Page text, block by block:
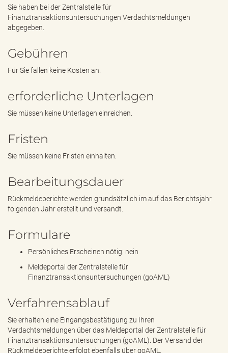
Sie haben bei der Zentralstelle für
Finanztransaktionsuntersuchungen Verdachtsmeldungen
abgegeben.
Gebühren
Für Sie fallen keine Kosten an.
erforderliche Unterlagen
Sie müssen keine Unterlagen einreichen.
Fristen
Sie müssen keine Fristen einhalten.
Bearbeitungsdauer
Rückmeldeberichte werden grundsätzlich im auf das Berichtsjahr
folgenden Jahr erstellt und versandt.
Formulare
Persönliches Erscheinen nötig: nein
Meldeportal der Zentralstelle für
Finanztransaktionsuntersuchungen (goAML)
Verfahrensablauf
Sie erhalten eine Eingangsbestätigung zu Ihren
Verdachtsmeldungen über das Meldeportal der Zentralstelle für
Finanztransaktionsuntersuchungen (goAML). Der Versand der
Rückmeldeberichte erfolgt ebenfalls über goAML.